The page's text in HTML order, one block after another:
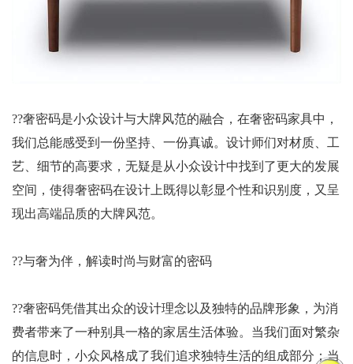
??奢密码是小众设计与大牌风范的融合，在奢密码家具中，
我们总能感受到一份坚持、一份真诚。设计师们对材质、工
艺、细节的高要求，无疑是从小众设计中找到了更大的发展
空间，使得奢密码在设计上既得以彰显个性和识别度，又呈
现出高端品质的大牌风范。
??与奢为伴，解读时尚与财富的密码
??奢密码凭借其出众的设计理念以及独特的品牌形象，为消
费者带来了一种别具一格的家居生活体验。当我们面对繁杂
的信息时，小众风格成了我们追求独特生活的组成部分；当